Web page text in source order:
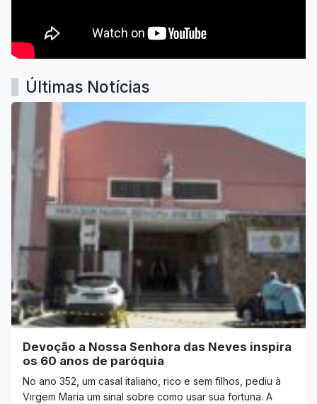
Últimas Notícias
Devoção a Nossa Senhora das Neves inspira
os 60 anos de paróquia
No ano 352, um casal italiano, rico e sem filhos, pediu à
Virgem Maria um sinal sobre como usar sua fortuna. A